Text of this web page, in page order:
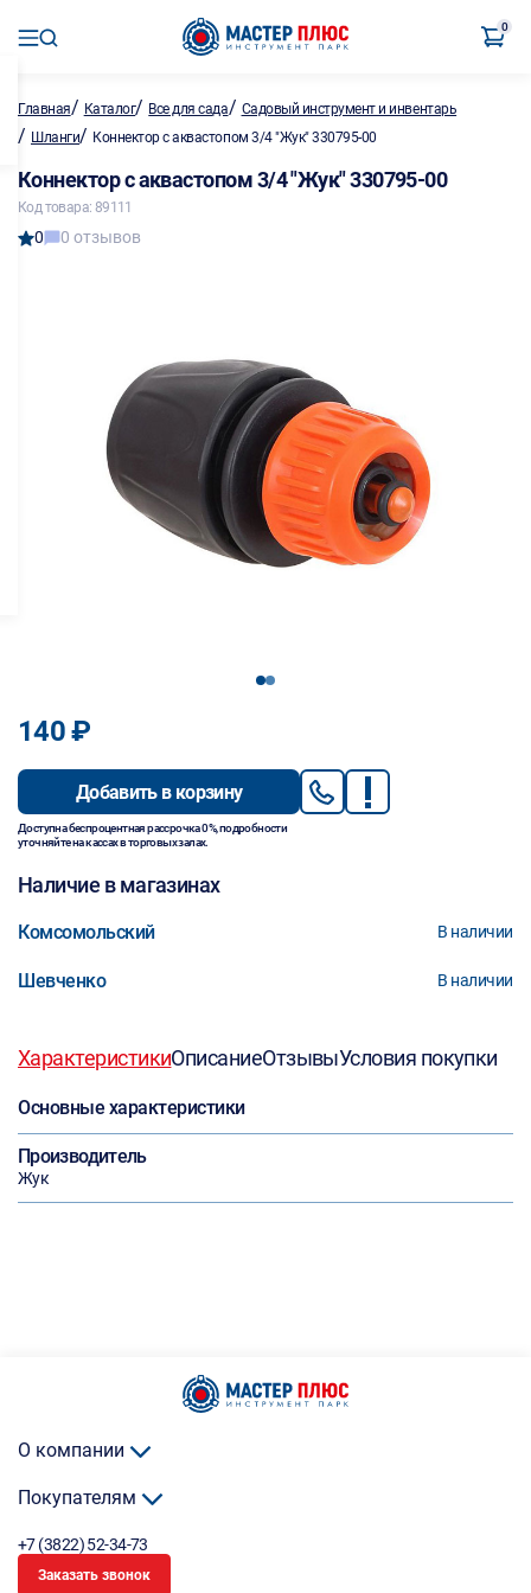
0
Главная/ Каталог/ Все для сада/ Садовый инструмент и инвентарь
/ Шланги/ Коннектор с аквастопом 3/4 "Жук" 330795-00
Коннектор с аквастопом 3/4 "Жук" 330795-00
Код товара: 89111
0 0 отзывов
12
140 ₽
Добавить в корзину
Доступна беспроцентная рассрочка 0%, подробности
уточняйте на кассах в торговых залах.
Наличие в магазинах
Комсомольский В наличии
Шевченко В наличии
ХарактеристикиОписаниеОтзывыУсловия покупки
Основные характеристики
Производитель
Жук
О компании
Покупателям
+7 (3822) 52-34-73
Заказать звонок